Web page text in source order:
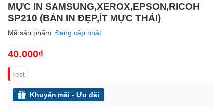
MỰC IN SAMSUNG,XEROX,EPSON,RICOH
SP210 (BẢN IN ĐẸP,ÍT MỰC THẢI)
Mã sản phẩm: Đang cập nhật
40.000₫
Test
Khuyến mãi - Ưu đãi